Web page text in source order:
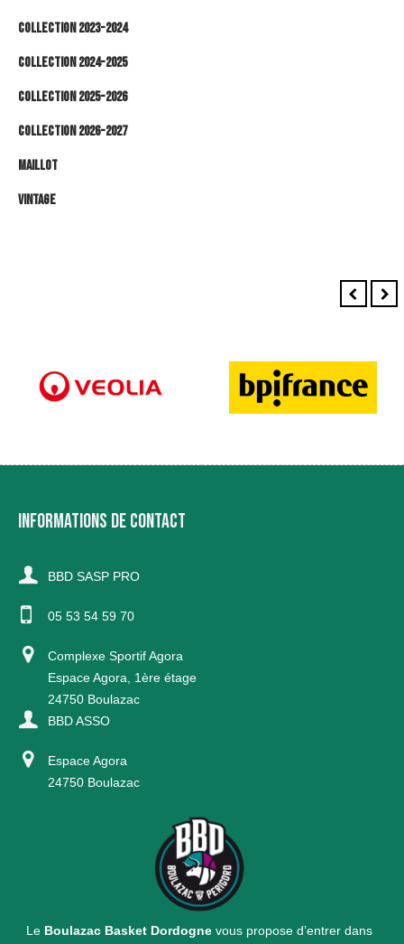
Collection 2023-2024
Collection 2024-2025
Collection 2025-2026
Collection 2026-2027
Maillot
Vintage
INFORMATIONS DE CONTACT
BBD SASP PRO
05 53 54 59 70
Complexe Sportif Agora
Espace Agora, 1ère étage
24750 Boulazac
BBD ASSO
Espace Agora
24750 Boulazac
Le Boulazac Basket Dordogne vous propose d’entrer dans